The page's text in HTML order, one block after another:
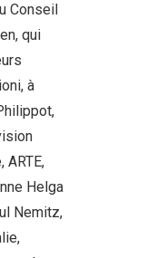
Conseil
qui
à
ARTE,
Helga
Nemitz,